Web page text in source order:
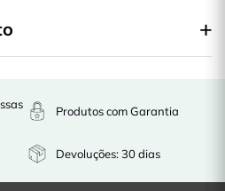
Produtos com Garantia
Devoluções: 30 dias